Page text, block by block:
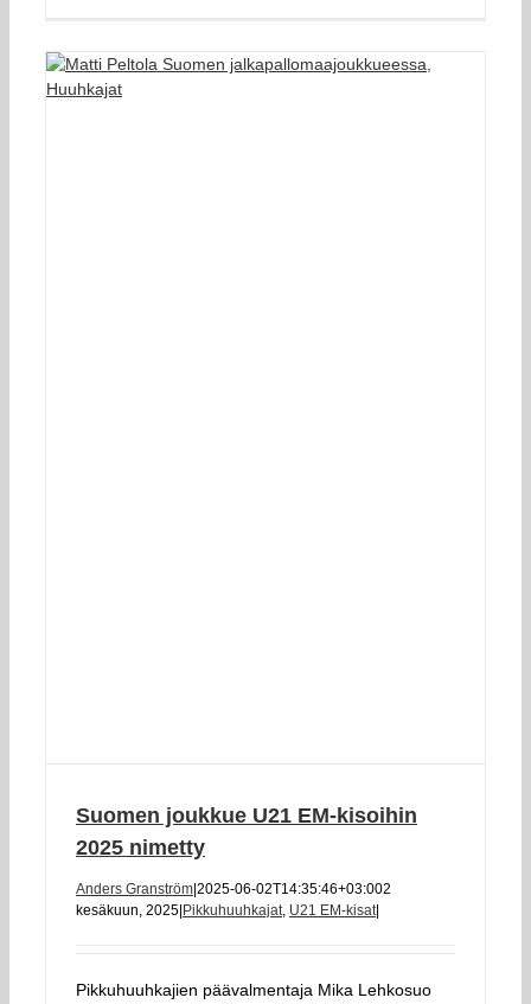
Suomen joukkue U21 EM-kisoihin
2025 nimetty
Anders Granström 2025-06-02T14:35:46+03:002
kesäkuun, 2025 Pikkuhuuhkajat, U21 EM-kisat|
Pikkuhuuhkajien päävalmentaja Mika Lehkosuo